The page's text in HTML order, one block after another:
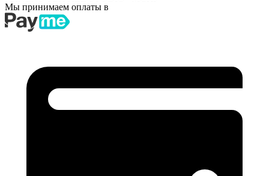
Мы принимаем оплаты в